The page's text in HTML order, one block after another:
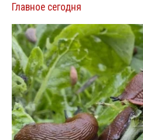
Главное сегодня